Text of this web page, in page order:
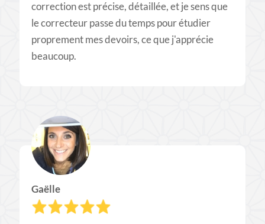
correction est précise, détaillée, et je sens que
le correcteur passe du temps pour étudier
proprement mes devoirs, ce que j'apprécie
beaucoup.
Gaëlle